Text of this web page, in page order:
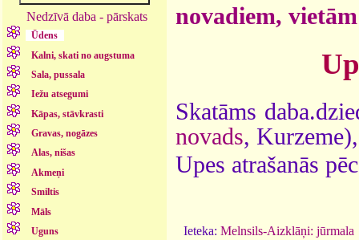
Nedzīvā daba - pārskats
Ūdens
Kalni, skati no augstuma
Sala, pussala
Iežu atsegumi
Kāpas, stāvkrasti
Gravas, nogāzes
Alas, nišas
Akmeņi
Smiltis
Māls
Uguns
novadiem, vietām
Skatāms
novads,
Upes atrašanās
Ieteka: Melnsils-Aizklāņi: jūrmala